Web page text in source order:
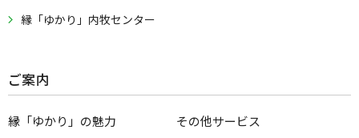
縁「ゆかり」内牧センター
ご案内
縁「ゆかり」の魅力
その他サービス